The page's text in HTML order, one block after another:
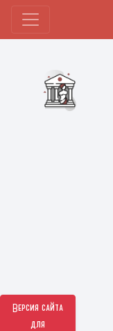
Версия сайта
для